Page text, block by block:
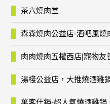
茶六燒肉堂
森森燒肉公益店-酒吧風燒
肉肉燒肉五權西店|寵物友
湯棧公益店，大推燒酒雞